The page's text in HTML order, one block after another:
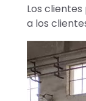
Los
a los